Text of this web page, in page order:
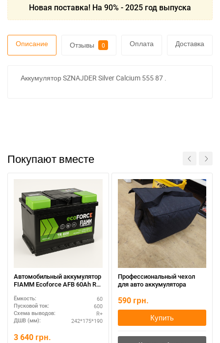
Новая поставка! На 90% - 2025 год выпуска
Описание Отзывы 0 Оплата Доставка
Аккумулятор SZNAJDER Silver Calcium 555 87 .
Покупают вместе
Автомобильный аккумулятор
FIAMM Ecoforce AFB 60Ah R+
гарантией
Ёмкость: 60
Пусковой ток: 600
Схема выводов: R+
ДШВ (мм): 242*175*190
3 640 грн.
Профессиональный чехол
для авто аккумулятора
590 грн.
Купить
Написать в Telegram